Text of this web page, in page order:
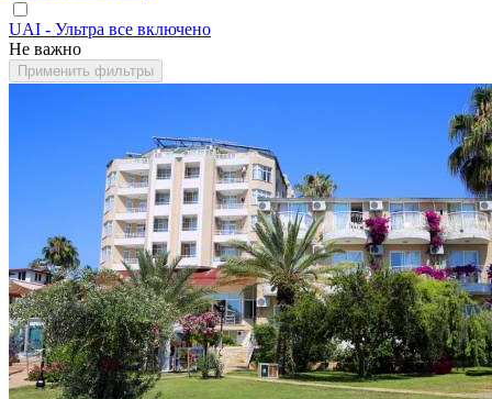
UAI - Ультра все включено
Не важно
Применить фильтры